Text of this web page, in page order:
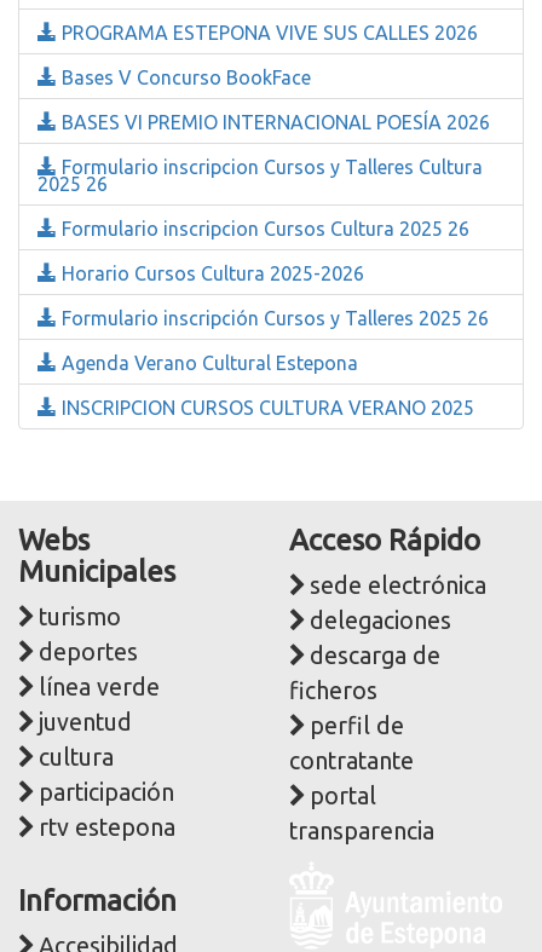
PROGRAMA ESTEPONA VIVE SUS CALLES 2026
Bases V Concurso BookFace
BASES VI PREMIO INTERNACIONAL POESÍA 2026
Formulario inscripcion Cursos y Talleres Cultura
2025 26
Formulario inscripcion Cursos Cultura 2025 26
Horario Cursos Cultura 2025-2026
Formulario inscripción Cursos y Talleres 2025 26
Agenda Verano Cultural Estepona
INSCRIPCION CURSOS CULTURA VERANO 2025
Webs
Municipales
turismo
deportes
línea verde
juventud
cultura
participación
rtv estepona
Acceso Rápido
sede electrónica
delegaciones
descarga de
ficheros
perfil de
contratante
portal
transparencia
Información
Accesibilidad